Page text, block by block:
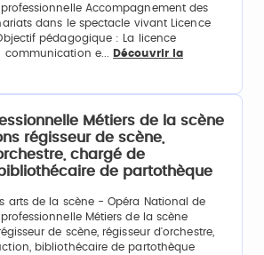
professionnelle Accompagnement des
dans le spectacle vivant Licence
pédagogique : La licence
communication e...
Découvrir la
Métiers de la scène
régisseur de scène,
chargé de
de partothèque
arts de la scène - Opéra National de
professionnelle Métiers de la scène
de scène, régisseur d'orchestre,
bibliothécaire de partothèque